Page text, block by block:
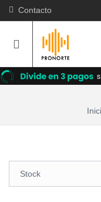
Contacto